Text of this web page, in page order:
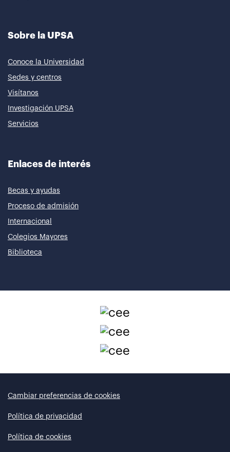
Sobre la UPSA
Conoce la Universidad
Sedes y centros
Visítanos
Investigación UPSA
Servicios
Enlaces de interés
Becas y ayudas
Proceso de admisión
Internacional
Colegios Mayores
Biblioteca
Cambiar preferencias de cookies
Política de privacidad
Política de cookies